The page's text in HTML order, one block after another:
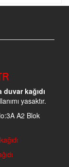
kağıdı
yasaktır.
A2 Blok